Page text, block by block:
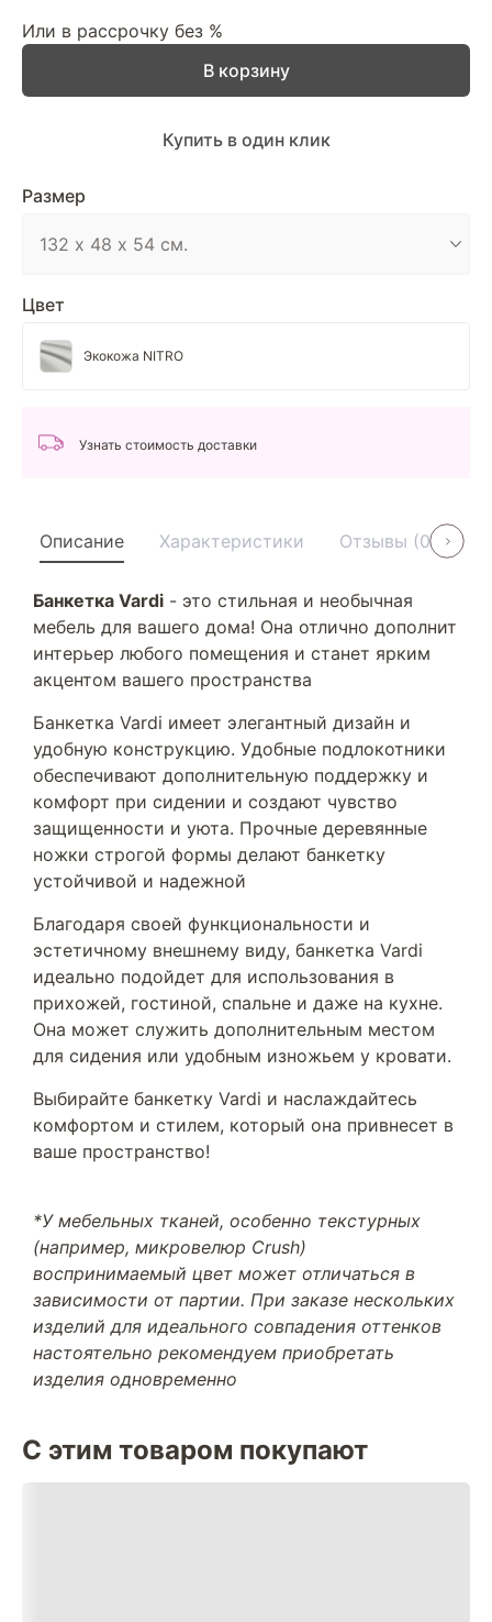
Или в рассрочку без %
Размер
Цвет
Экокожа NITRO
В корзину
Купить в один клик
Узнать стоимость доставки
Описание Характеристики Отзывы (0)
Банкетка Vardi - это стильная и необычная
мебель для вашего дома! Она отлично дополнит
интерьер любого помещения и станет ярким
акцентом вашего пространства
Банкетка Vardi имеет элегантный дизайн и
удобную конструкцию. Удобные подлокотники
обеспечивают дополнительную поддержку и
комфорт при сидении и создают чувство
защищенности и уюта. Прочные деревянные
ножки строгой формы делают банкетку
устойчивой и надежной
Благодаря своей функциональности и
эстетичному внешнему виду, банкетка Vardi
идеально подойдет для использования в
прихожей, гостиной, спальне и даже на кухне.
Она может служить дополнительным местом
для сидения или удобным изножьем у кровати.
Выбирайте банкетку Vardi и наслаждайтесь
комфортом и стилем, который она привнесет в
ваше пространство!
*У мебельных тканей, особенно текстурных
(например, микровелюр Crush)
воспринимаемый цвет может отличаться в
зависимости от партии. При заказе нескольких
изделий для идеального совпадения оттенков
настоятельно рекомендуем приобретать
изделия одновременно
С этим товаром покупают